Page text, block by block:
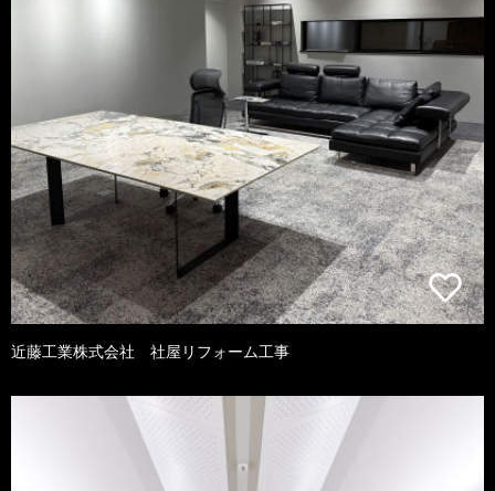
近藤工業株式会社 社屋リフォーム工事